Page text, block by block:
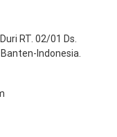
RT. 02/01 Ds.
Indonesia.